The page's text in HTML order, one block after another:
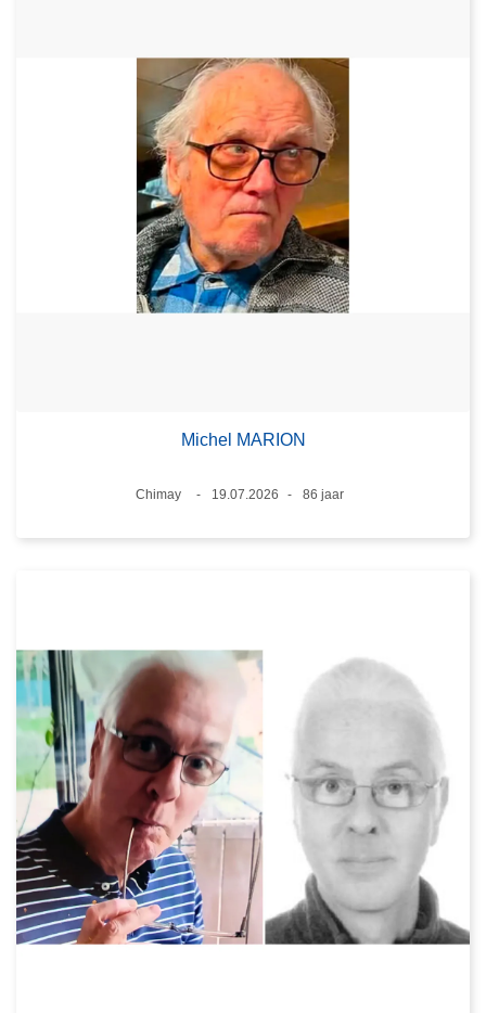
Michel MARION
Plaats
Chimay
19.07.2026
86 jaar